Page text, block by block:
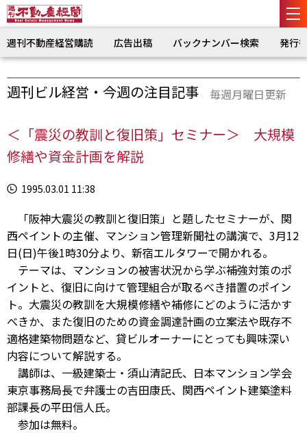
週刊不動産経営購読 広告出稿 バックナンバー検索 発行
週刊ビル経営・今週の注目記事 毎週月曜日更新
＜「震災の教訓と復旧策」セミナー＞ 大規模
修繕や資金計画を解説
1995.03.01 11:38
「阪神大震災の教訓と復旧策」と題したセミナーが、関
西ペイントの主催、マンション管理新聞社の講演で、3月12
日(日)午後1時30分より、新宿エルタワーで開かれる。
テーマは、マンションの被害状況から学ぶ補強対策のポ
イントと、復旧に向けて管理組合が取るべき措置のポイン
ト。大震災の教訓を大規模修繕や補修にどのように活かす
べきか、また復旧のための資金調達計画の立案法や既存不
適格建築物問題など、貸ビルオーナーにとっても興味深い
内容について解説する。
講師は、一級建築士・須山清記氏、日本マンション学会
東京事務局長で弁護士の吉田康氏、関西ペイント建築塗料
部課長の平田信人氏。
参加は無料。